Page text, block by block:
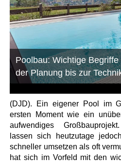
Poolbau: Wichtige
der Planung bis zur
(DJD). Ein eigener Pool im
ersten Moment wie ein
aufwendiges
lassen sich heutzutage
schneller umsetzen als oft
hat sich im Vorfeld mit den